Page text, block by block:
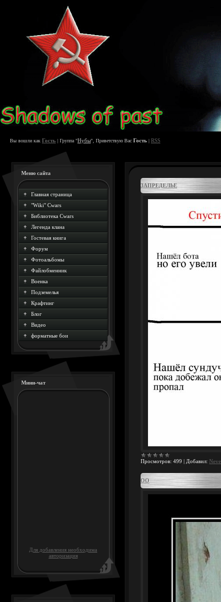
Вы вошли как Гость | Группа "Нубы", Приветствую Вас Гость | RSS
Меню сайта
Главная страница
"Wiki" Cwars
Библиотека Cwars
Легенда клана
Гостевая книга
Форум
Фотоальбомы
Файлобменник
Военка
Подземелья
Крафтинг
Блог
Видео
форматные бои
Мини-чат
Для добавления необходима
авторизация
ЗАПРЕДЕЛЬЕ
Просмотров: 499 Добавил:
ОО